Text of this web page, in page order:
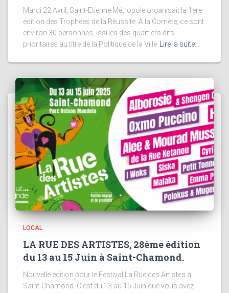
Mardi 22 Avril, Saint-Etienne Métropole organisait la 1ère
édition des Trophées de la Réussite. A la Comète, ce sont
environ 30 personnes, issues des quartiers dits
prioritaires au titre de la Politique de la Ville Lire la suite…
LOCAL
LA RUE DES ARTISTES, 28ème édition
du 13 au 15 Juin à Saint-Chamond.
Nouvelle édition pour le Festival La Rue des Artistes à
Saint-Chamond. C’est du 13 au 15 Juin que vous avez